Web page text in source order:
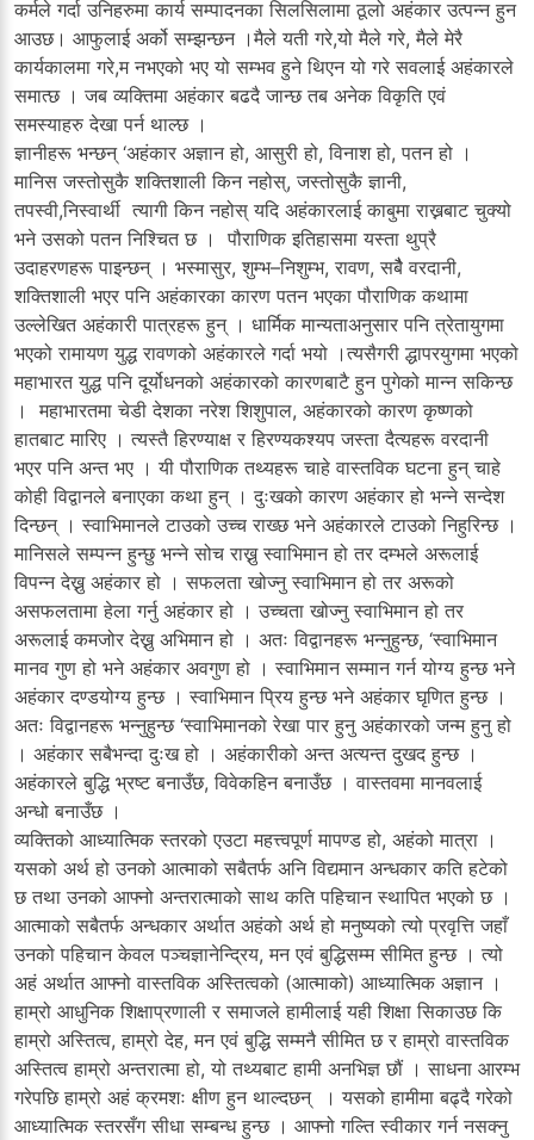
कर्मले गर्दा उनिहरुमा कार्य सम्पादनका सिलसिलामा ठूलो अहंकार उत्पन्न हुन
आउछ। आफुलाई अर्को सम्झन्छन ।मैले यती गरे,यो मैले गरे, मैले मेरै
कार्यकालमा गरे,म नभएको भए यो सम्भव हुने थिएन यो गरे सवलाई अहंकारले
समात्छ । जब व्यक्तिमा अहंकार बढदै जान्छ तब अनेक विकृति एवं
समस्याहरु देखा पर्न थाल्छ ।
ज्ञानीहरू भन्छन् ‘अहंकार अज्ञान हो, आसुरी हो, विनाश हो, पतन हो ।
मानिस जस्तोसुकै शक्तिशाली किन नहोस्, जस्तोसुकै ज्ञानी,
तपस्वी,निस्वार्थी त्यागी किन नहोस् यदि अहंकारलाई काबुमा राख्नबाट चुक्यो
भने उसको पतन निश्चित छ । पौराणिक इतिहासमा यस्ता थुप्रै
उदाहरणहरू पाइन्छन् । भस्मासुर, शुम्भ–निशुम्भ, रावण, सबैै वरदानी,
शक्तिशाली भएर पनि अहंकारका कारण पतन भएका पौराणिक कथामा
उल्लेखित अहंकारी पात्रहरू हुन् । धार्मिक मान्यताअनुसार पनि त्रेतायुगमा
भएको रामायण युद्ध रावणको अहंकारले गर्दा भयो ।त्यसैगरी द्धापरयुगमा भएको
महाभारत युद्ध पनि दूर्योधनको अहंकारको कारणबाटै हुन पुगेको मान्न सकिन्छ
। महाभारतमा चेडी देशका नरेश शिशुपाल, अहंकारको कारण कृष्णको
हातबाट मारिए । त्यस्तै हिरण्याक्ष र हिरण्यकश्यप जस्ता दैत्यहरू वरदानी
भएर पनि अन्त भए । यी पौराणिक तथ्यहरू चाहे वास्तविक घटना हुन् चाहे
कोही विद्वानले बनाएका कथा हुन् । दुःखको कारण अहंकार हो भन्ने सन्देश
दिन्छन् । स्वाभिमानले टाउको उच्च राख्छ भने अहंकारले टाउको निहुरिन्छ ।
मानिसले सम्पन्न हुन्छु भन्ने सोच राख्नु स्वाभिमान हो तर दम्भले अरूलाई
विपन्न देख्नु अहंकार हो । सफलता खोज्नु स्वाभिमान हो तर अरूको
असफलतामा हेला गर्नु अहंकार हो । उच्चता खोज्नु स्वाभिमान हो तर
अरूलाई कमजोर देख्नु अभिमान हो । अतः विद्वानहरू भन्नुहुन्छ, ‘स्वाभिमान
मानव गुण हो भने अहंकार अवगुण हो । स्वाभिमान सम्मान गर्न योग्य हुन्छ भने
अहंकार दण्डयोग्य हुन्छ । स्वाभिमान प्रिय हुन्छ भने अहंकार घृणित हुन्छ ।
अतः विद्वानहरू भन्नुहुन्छ ‘स्वाभिमानको रेखा पार हुनु अहंकारको जन्म हुनु हो
। अहंकार सबैभन्दा दुःख हो । अहंकारीको अन्त अत्यन्त दुखद हुन्छ ।
अहंकारले बुद्धि भ्रष्ट बनाउँछ, विवेकहिन बनाउँछ । वास्तवमा मानवलाई
अन्धो बनाउँछ ।
व्यक्तिको आध्यात्मिक स्तरको एउटा महत्त्वपूर्ण मापण्ड हो, अहंको मात्रा ।
यसको अर्थ हो उनको आत्माको सबैतर्फ अनि विद्यमान अन्धकार कति हटेको
छ तथा उनको आफ्नो अन्तरात्माको साथ कति पहिचान स्थापित भएको छ ।
आत्माको सबैतर्फ अन्धकार अर्थात अहंको अर्थ हो मनुष्यको त्यो प्रवृत्ति जहाँ
उनको पहिचान केवल पञ्चज्ञानेन्द्रिय, मन एवं बुद्धिसम्म सीमित हुन्छ । त्यो
अहं अर्थात आफ्नो वास्तविक अस्तित्वको (आत्माको) आध्यात्मिक अज्ञान ।
हाम्रो आधुनिक शिक्षाप्रणाली र समाजले हामीलाई यही शिक्षा सिकाउछ कि
हाम्रो अस्तित्व, हाम्रो देह, मन एवं बुद्धि सम्मनै सीमित छ र हाम्रो वास्तविक
अस्तित्व हाम्रो अन्तरात्मा हो, यो तथ्यबाट हामी अनभिज्ञ छौं । साधना आरम्भ
गरेपछि हाम्रो अहं क्रमशः क्षीण हुन थाल्दछन् । यसको हामीमा बढ्दै गरेको
आध्यात्मिक स्तरसँग सीधा सम्बन्ध हुन्छ । आफ्नो गल्ति स्वीकार गर्न नसक्नु